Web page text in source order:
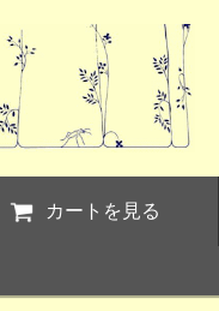
カートを見る